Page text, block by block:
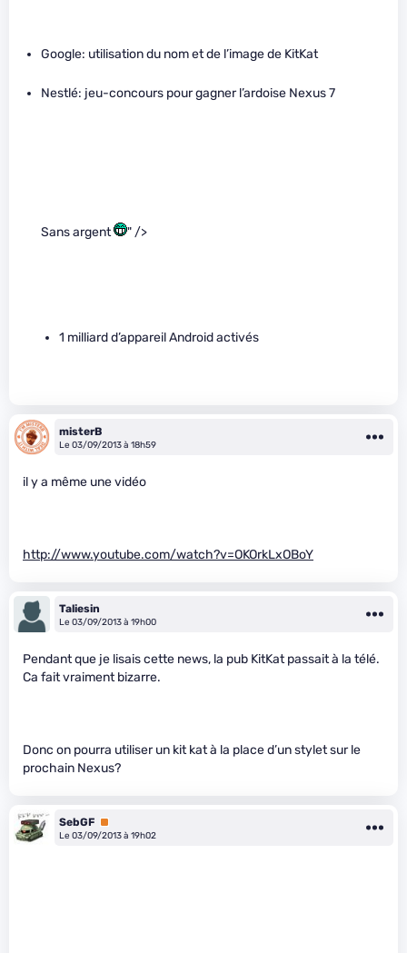
Google: utilisation du nom et de l’image de KitKat
Nestlé: jeu-concours pour gagner l’ardoise Nexus 7
Sans argent " />
1 milliard d’appareil Android activés
misterB
Le 03/09/2013 à 18h59
il y a même une vidéo
http://www.youtube.com/watch?v=OKOrkLxOBoY
Taliesin
Le 03/09/2013 à 19h00
Pendant que je lisais cette news, la pub KitKat passait à la télé.
Ca fait vraiment bizarre.
Donc on pourra utiliser un kit kat à la place d’un stylet sur le
prochain Nexus?
SebGF Premium
Le 03/09/2013 à 19h02